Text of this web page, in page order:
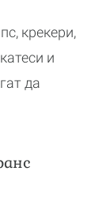
крекери,
и
да